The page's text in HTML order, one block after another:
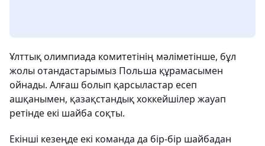
Ұлттық олимпиада комитетінің мәліметінше, бұл
жолы отандастарымыз Польша құрамасымен
ойнады. Алғаш болып қарсыластар есеп
ашқанымен, қазақстандық хоккейшілер жауап
ретінде екі шайба соқты.
Екінші кезеңде екі команда да бір-бір шайбадан